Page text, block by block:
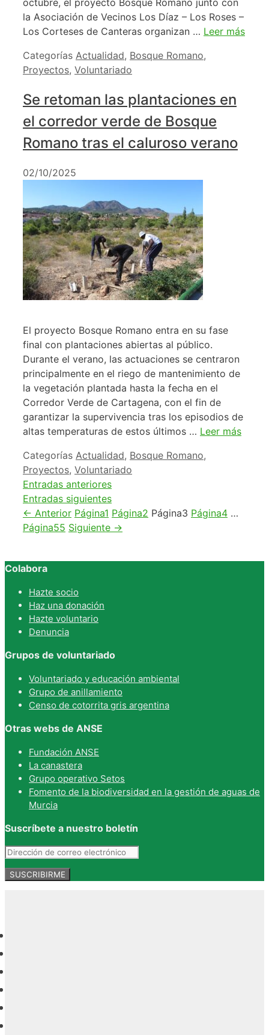
la Asociación de Vecinos Los Díaz – Los Roses –
Los Corteses de Canteras organizan … Leer más
Categorías Actualidad, Bosque Romano,
Proyectos, Voluntariado
Se retoman las plantaciones en
el corredor verde de Bosque
Romano tras el caluroso verano
02/10/2025
El proyecto Bosque Romano entra en su fase
final con plantaciones abiertas al público.
Durante el verano, las actuaciones se centraron
principalmente en el riego de mantenimiento de
la vegetación plantada hasta la fecha en el
Corredor Verde de Cartagena, con el fin de
garantizar la supervivencia tras los episodios de
altas temperaturas de estos últimos … Leer más
Categorías Actualidad, Bosque Romano,
Proyectos, Voluntariado
Entradas anteriores
Entradas siguientes
← Anterior Página1 Página2 Página3 Página4 …
Página55 Siguiente →
Colabora
Hazte socio
Haz una donación
Hazte voluntario
Denuncia
Grupos de voluntariado
Voluntariado y educación ambiental
Grupo de anillamiento
Censo de cotorrita gris argentina
Otras webs de ANSE
Fundación ANSE
La canastera
Grupo operativo Setos
Fomento de la biodiversidad en la gestión de aguas de
Murcia
Suscríbete a nuestro boletín